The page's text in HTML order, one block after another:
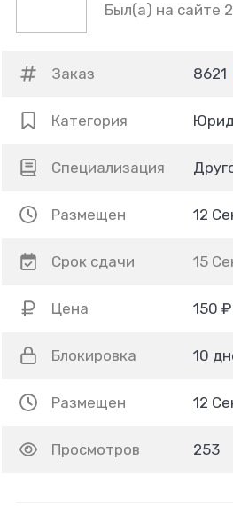
Был(а) на сайте
Заказ 8621
Категория
Специализация
Размещен 12
Срок сдачи 15
Цена 150 ₽
Блокировка 10
Размещен 12
Просмотров 253